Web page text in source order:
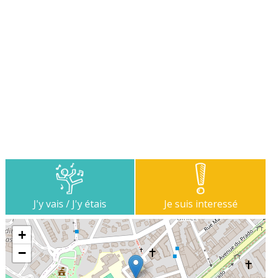
J'y vais / J'y étais Je suis interessé
+
−